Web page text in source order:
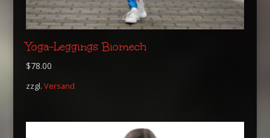
Yoga-Leggings Biomech
$78.00
zzgl. Versand